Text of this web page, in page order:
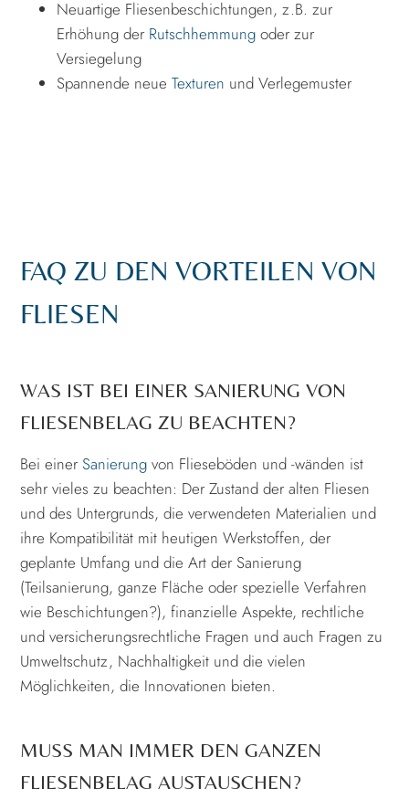
Neuartige Fliesenbeschichtungen, z.B. zur
Erhöhung der Rutschhemmung oder zur
Versiegelung
Spannende neueTexturen und Verlegemuster
FAQ ZU DEN VORTEILEN VON
FLIESEN
WAS IST BEI EINER SANIERUNG VON
FLIESENBELAG ZU BEACHTEN?
Bei einer Sanierung von Flieseböden und -wänden ist
sehr vieles zu beachten: Der Zustand der alten Fliesen
und des Untergrunds, die verwendeten Materialien und
ihre Kompatibilität mit heutigen Werkstoffen, der
geplante Umfang und die Art der Sanierung
(Teilsanierung, ganze Fläche oder spezielle Verfahren
wie Beschichtungen?), finanzielle Aspekte, rechtliche
und versicherungsrechtliche Fragen und auch Fragen zu
Umweltschutz, Nachhaltigkeit und die vielen
Möglichkeiten, die Innovationen bieten.
MUSS MAN IMMER DEN GANZEN
FLIESENBELAG AUSTAUSCHEN?